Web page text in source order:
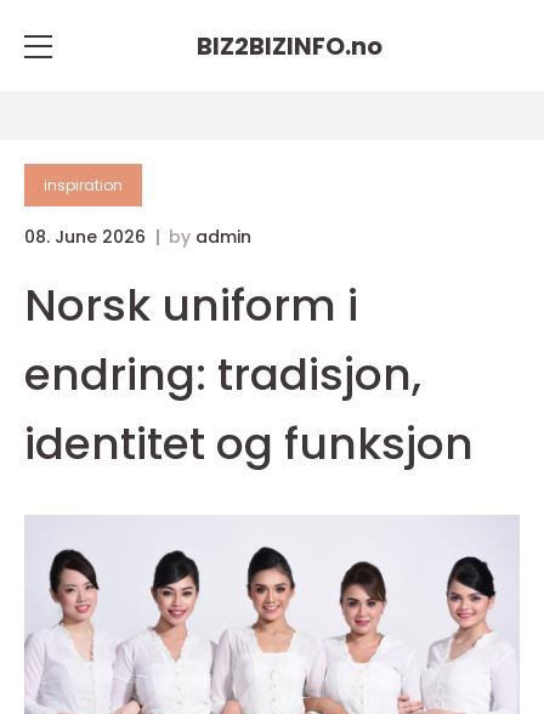
BIZ2BIZINFO.no
inspiration
08. June 2026 by admin
Norsk uniform i
endring: tradisjon,
identitet og funksjon